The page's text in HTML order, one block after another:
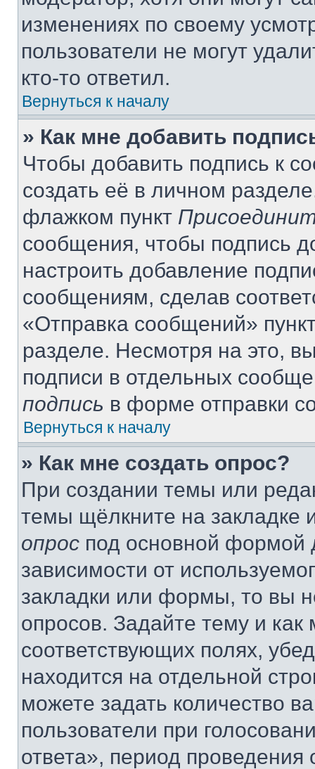
изменениях по своему
пользователи не могут
кто-то ответил.
Вернуться к началу
» Как мне добавить
Чтобы добавить подпись к
создать её в личном
флажком пункт
сообщения, чтобы подпись
настроить добавление
сообщениям, сделав
«Отправка сообщений»
разделе. Несмотря на это,
подписи в отдельных
подпись в форме отправки
Вернуться к началу
» Как мне создать опрос?
При создании темы или
темы щёлкните на
опрос под основной формой
зависимости от
закладки или формы, то вы
опросов. Задайте тему и
соответствующих полях,
находится на отдельной
можете задать количество
пользователи при
ответа», период проведения